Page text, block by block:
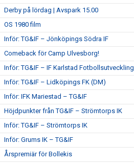
Derby på lördag | Avspark 15.00
OS 1980 film
Inför: TG&IF – Jönköpings Södra IF
Comeback för Camp Ulvesborg!
Inför: TG&IF – IF Karlstad Fotbollsutveckling
Inför: TG&IF – Lidköpings FK (DM)
Inför: IFK Mariestad – TG&IF
Höjdpunkter från TG&IF – Strömtorps IK
Inför: TG&IF – Strömtorps IK
Inför: Grums IK – TG&IF
Årspremiär för Bollekis